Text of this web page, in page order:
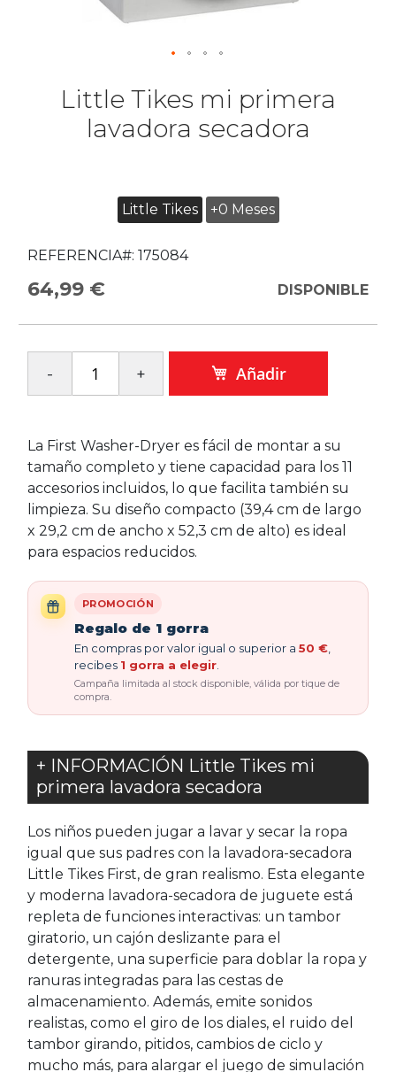
Little Tikes mi primera
lavadora secadora
Little Tikes +0 Meses
REFERENCIA#: 175084
64,99 € DISPONIBLE
Añadir
La First Washer-Dryer es fácil de montar a su
tamaño completo y tiene capacidad para los 11
accesorios incluidos, lo que facilita también su
limpieza. Su diseño compacto (39,4 cm de largo
x 29,2 cm de ancho x 52,3 cm de alto) es ideal
para espacios reducidos.
PROMOCIÓN
Regalo de 1 gorra
En compras por valor igual o superior a 50 €
recibes 1 gorra a elegir
Campaña limitada al stock disponible, válida por tique de
compra.
+ INFORMACIÓN Little Tikes mi
primera lavadora secadora
Los niños pueden jugar a lavar y secar la ropa
igual que sus padres con la lavadora-secadora
Little Tikes First, de gran realismo. Esta elegante
y moderna lavadora-secadora de juguete está
repleta de funciones interactivas: un tambor
giratorio, un cajón deslizante para el
detergente, una superficie para doblar la ropa y
ranuras integradas para las cestas de
almacenamiento. Además, emite sonidos
realistas, como el giro de los diales, el ruido del
tambor girando, pitidos, cambios de ciclo y
mucho más, para alargar el juego de simulación